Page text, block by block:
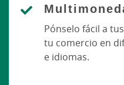
Pónselo fácil a
tu comercio en
e idiomas.